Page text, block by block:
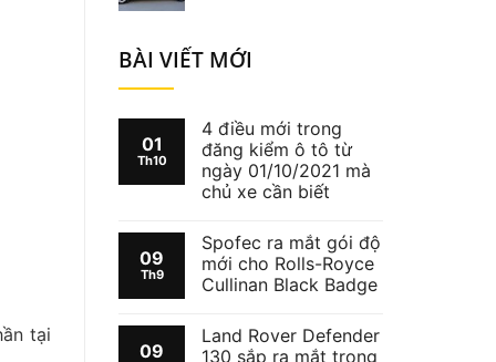
tại
BÀI VIẾT MỚI
01
Th10
4 điều mới trong
đăng kiểm ô tô từ
ngày 01/10/2021 mà
chủ xe cần biết
09
Th9
Spofec ra mắt gói độ
mới cho Rolls-Royce
Cullinan Black Badge
09
Land Rover Defender
130 sắp ra mắt trong